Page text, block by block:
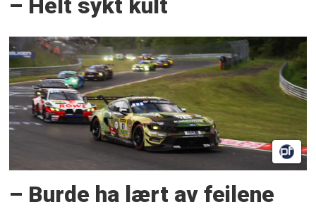
– Helt sykt kult
– Burde ha lært av feilene